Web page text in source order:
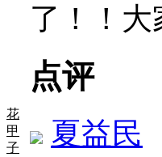
花
甲
子
了！！
点评
夏益民